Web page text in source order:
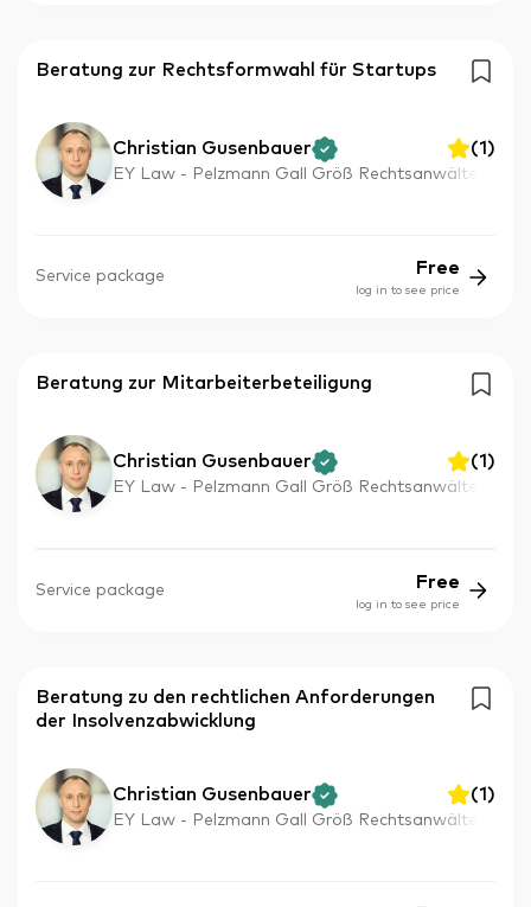
Beratung zur Rechtsformwahl für Startups
Christian Gusenbauer (1)
EY Law - Pelzmann Gall Größ Rechtsanwälte
Service package Free
log in to see price
Beratung zur Mitarbeiterbeteiligung
Christian Gusenbauer (1)
EY Law - Pelzmann Gall Größ Rechtsanwälte
Service package Free
log in to see price
Beratung zu den rechtlichen Anforderungen
der Insolvenzabwicklung
Christian Gusenbauer (1)
EY Law - Pelzmann Gall Größ Rechtsanwälte